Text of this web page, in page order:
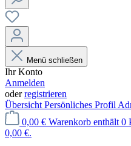
Menü schließen
Ihr Konto
Anmelden
oderregistrieren
Übersicht Persönliches Profil
0,00 € Warenkorb enthält 0
0,00 €.